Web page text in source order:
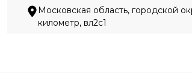
Московская область, городской
километр, вл2с1